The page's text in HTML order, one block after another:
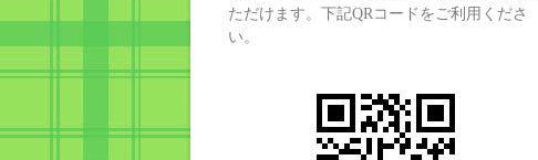
ただけます。下記QRコードをご利用くださ
い。